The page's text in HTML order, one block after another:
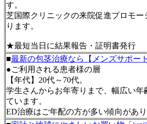
す。
芝国際クリニックの来院促進プロモー
ります。
★最短当日に結果報告・証明書発行
■最新の包茎治療なら【メンズサポー
●ご利用される患者様の層
【年代】20代～70代。
学生さんからお年寄りまで、幅広い年
ています。
ED治療はご年配の方が多い傾向があ